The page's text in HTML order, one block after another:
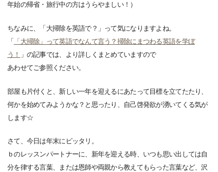
年始の帰省・旅行中の方はうらやましい！）
ちなみに、「大掃除を英語で？」って気になりますよね。
「 「大掃除」って英語でなんて言う？掃除にまつわる英語を学ぼ
う！
」の記事では、より詳しくまとめていますので
あわせてご参照ください。
部屋も片付くと、新しい一年を迎えるにあたって目標を立てたたり、
何かを始めてみようかな？と思ったり、自己啓発欲が湧いてくる気が
します☆
さて、今日は年末にピッタリ。
ｂのレッスンパートナーに、新年を迎える時、いつも思い出しては自
分を律する言葉、または恩師や両親から教えてもらった言葉など、沢